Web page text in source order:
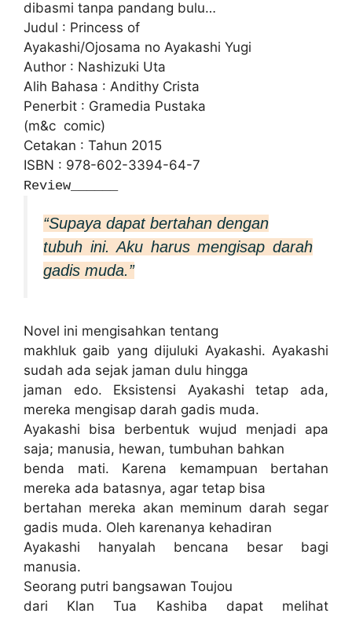
dibasmi tanpa pandang bulu…
Judul : Princess of
Ayakashi/Ojosama no Ayakashi Yugi
Author : Nashizuki Uta
Alih Bahasa : Andithy Crista
Penerbit : Gramedia Pustaka
(m&c comic)
Cetakan : Tahun 2015
ISBN : 978-602-3394-64-7
Review______
“Supaya dapat bertahan dengan
tubuh ini. Aku harus mengisap darah
gadis muda.”
Novel ini mengisahkan tentang
makhluk gaib yang dijuluki Ayakashi. Ayakashi
sudah ada sejak jaman dulu hingga
jaman edo. Eksistensi Ayakashi tetap ada,
mereka mengisap darah gadis muda.
Ayakashi bisa berbentuk wujud menjadi apa
saja; manusia, hewan, tumbuhan bahkan
benda mati. Karena kemampuan bertahan
mereka ada batasnya, agar tetap bisa
bertahan mereka akan meminum darah segar
gadis muda. Oleh karenanya kehadiran
Ayakashi hanyalah bencana besar bagi
manusia.
Seorang putri bangsawan Toujou
dari Klan Tua Kashiba dapat melihat